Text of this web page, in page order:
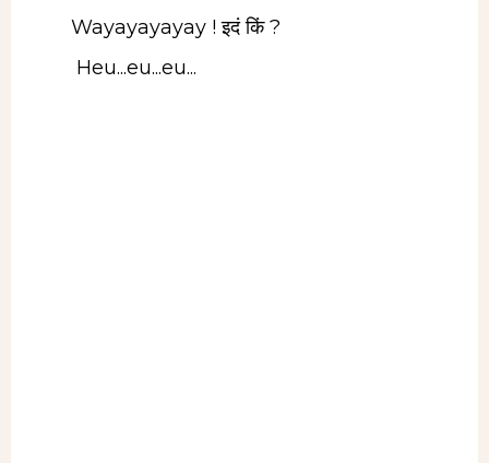
Wayayayayay ! इदं किं ?
Heu...eu...eu...